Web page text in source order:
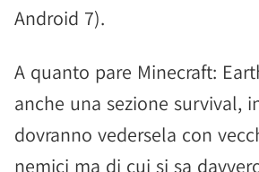
Android 7).
A quanto pare Minecraft:
anche una sezione survival,
dovranno vedersela con
nemici ma di cui si sa